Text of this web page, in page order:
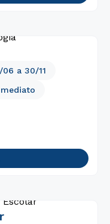
06 a 30/11